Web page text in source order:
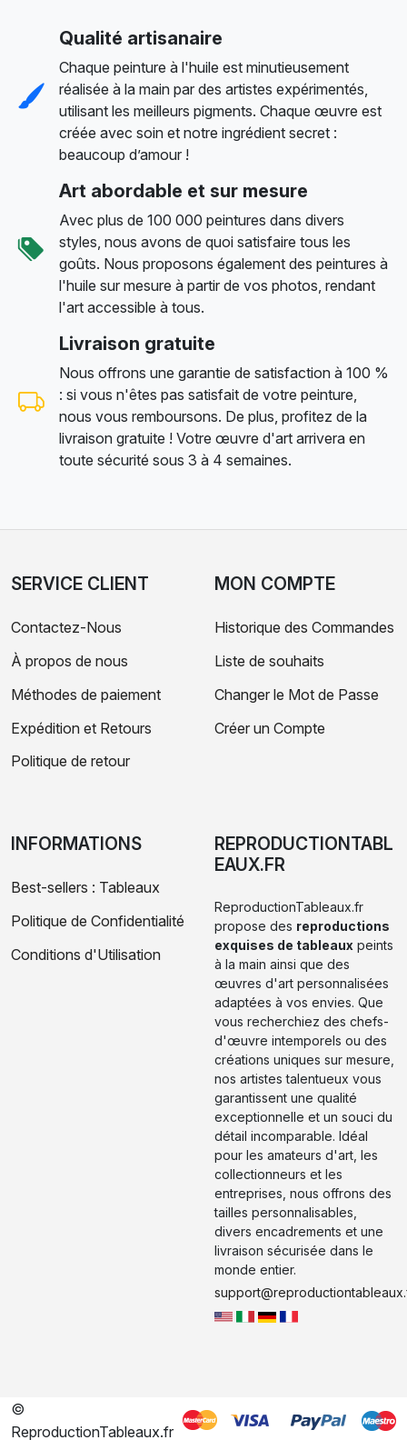
Qualité artisanaire
Chaque peinture à l'huile est minutieusement
réalisée à la main par des artistes expérimentés,
utilisant les meilleurs pigments. Chaque œuvre est
créée avec soin et notre ingrédient secret :
beaucoup d’amour !
Art abordable et sur mesure
Avec plus de 100 000 peintures dans divers
styles, nous avons de quoi satisfaire tous les
goûts. Nous proposons également des peintures à
l'huile sur mesure à partir de vos photos, rendant
l'art accessible à tous.
Livraison gratuite
Nous offrons une garantie de satisfaction à 100 %
: si vous n'êtes pas satisfait de votre peinture,
nous vous remboursons. De plus, profitez de la
livraison gratuite ! Votre œuvre d'art arrivera en
toute sécurité sous 3 à 4 semaines.
SERVICE CLIENT
Contactez-Nous
À propos de nous
Méthodes de paiement
Expédition et Retours
Politique de retour
MON COMPTE
Historique des Commandes
Liste de souhaits
Changer le Mot de Passe
Créer un Compte
INFORMATIONS
Best-sellers : Tableaux
Politique de Confidentialité
Conditions d'Utilisation
REPRODUCTIONTABL
EAUX.FR
ReproductionTableaux.fr
propose des reproductions
exquises de tableaux peints
à la main ainsi que des
œuvres d'art personnalisées
adaptées à vos envies. Que
vous recherchiez des chefs-
d'œuvre intemporels ou des
créations uniques sur mesure,
nos artistes talentueux vous
garantissent une qualité
exceptionnelle et un souci du
détail incomparable. Idéal
pour les amateurs d'art, les
collectionneurs et les
entreprises, nous offrons des
tailles personnalisables,
divers encadrements et une
livraison sécurisée dans le
monde entier.
©
ReproductionTableaux.fr